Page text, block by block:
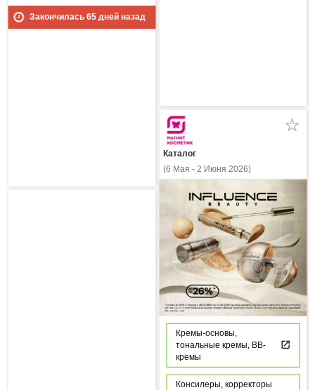
Закончилась 65дней назад
Каталог
(6 Мая - 2 Июня 2026)
Кремы-основы,
тональные кремы, ВВ-
кремы
Консилеры, корректоры